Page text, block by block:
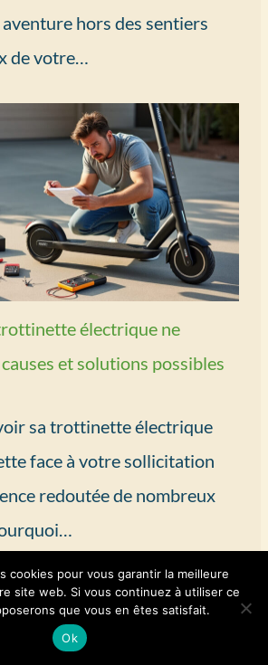
hors des sentiers
de votre…
électrique ne
causes et solutions possibles
voir sa trottinette électrique
face à votre sollicitation
redoutée de nombreux
cookies pour vous garantir la meilleure
site web. Si vous continuez à utiliser ce
que vous en êtes satisfait.
Ok